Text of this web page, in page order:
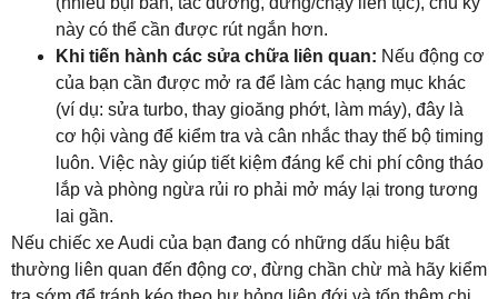
này có thể cần được rút ngắn hơn.
Khi tiến hành các sửa chữa liên quan: Nếu động cơ
của bạn cần được mở ra để làm các hạng mục khác
(ví dụ: sửa turbo, thay gioăng phớt, làm máy), đây là
cơ hội vàng để kiểm tra và cân nhắc thay thế bộ timing
luôn. Việc này giúp tiết kiệm đáng kể chi phí công tháo
lắp và phòng ngừa rủi ro phải mở máy lại trong tương
lai gần.
Nếu chiếc xe Audi của bạn đang có những dấu hiệu bất
thường liên quan đến động cơ, đừng chần chừ mà hãy kiểm